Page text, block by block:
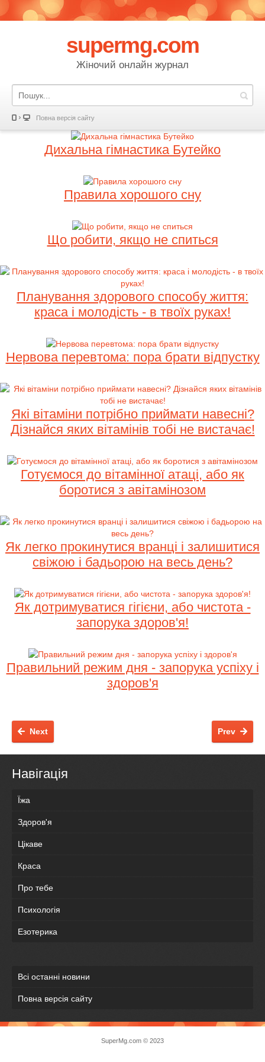
supermg.com
Жіночий онлайн журнал
Повна версія сайту
Дихальна гімнастика Бутейко
Правила хорошого сну
Що робити, якщо не спиться
Планування здорового способу життя:
краса і молодість - в твоїх руках!
Нервова перевтома: пора брати відпустку
Які вітаміни потрібно приймати навесні?
Дізнайся яких вітамінів тобі не вистачає!
Готуємося до вітамінної атаці, або як
боротися з авітамінозом
Як легко прокинутися вранці і залишитися
свіжою і бадьорою на весь день?
Як дотримуватися гігієни, або чистота -
запорука здоров'я!
Правильний режим дня - запорука успіху і
здоров'я
Prev
Next
Навігація
Їжа
Здоров'я
Цікаве
Краса
Про тебе
Психологія
Езотерика
Всі останні новини
Повна версія сайту
SuperMg.com © 2023